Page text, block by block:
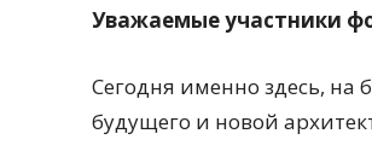
Уважаемые участники
Сегодня именно здесь,
будущего и новой